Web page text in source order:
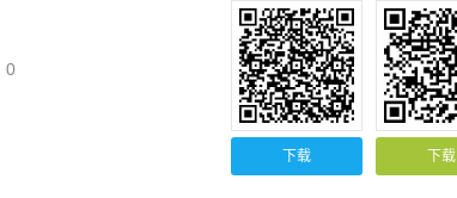
0
下载 下载